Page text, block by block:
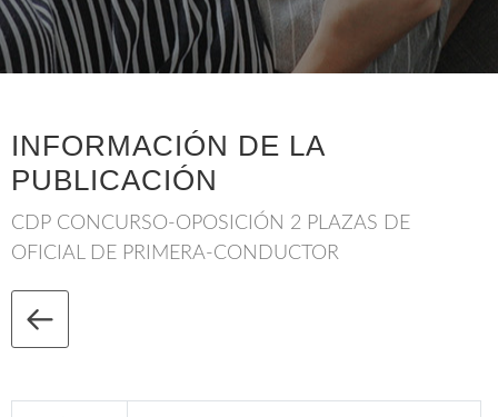
INFORMACIÓN DE LA
PUBLICACIÓN
CDP CONCURSO-OPOSICIÓN 2 PLAZAS DE
OFICIAL DE PRIMERA-CONDUCTOR